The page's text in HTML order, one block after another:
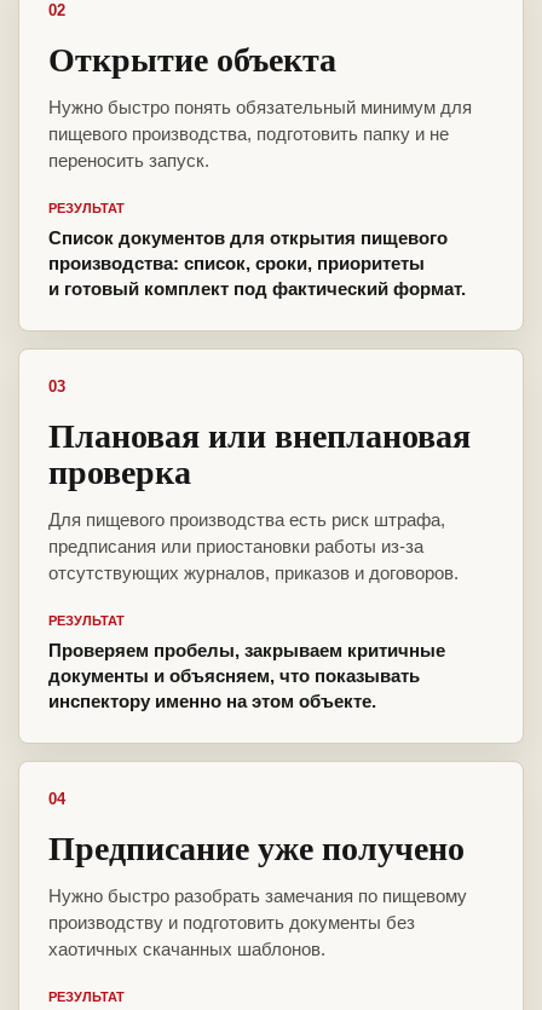
02
Открытие объекта
Нужно быстро понять обязательный минимум для
пищевого производства, подготовить папку и не
переносить запуск.
РЕЗУЛЬТАТ
Список документов для открытия пищевого
производства: список, сроки, приоритеты
и готовый комплект под фактический формат.
03
Плановая или внеплановая
проверка
Для пищевого производства есть риск штрафа,
предписания или приостановки работы из-за
отсутствующих журналов, приказов и договоров.
РЕЗУЛЬТАТ
Проверяем пробелы, закрываем критичные
документы и объясняем, что показывать
инспектору именно на этом объекте.
04
Предписание уже получено
Нужно быстро разобрать замечания по пищевому
производству и подготовить документы без
хаотичных скачанных шаблонов.
РЕЗУЛЬТАТ